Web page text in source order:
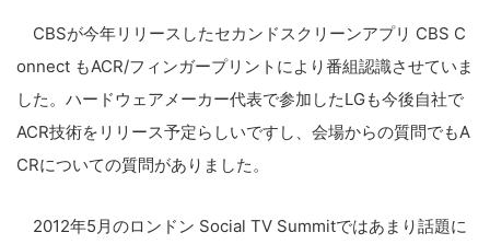
CBSが今年リリースしたセカンドスクリーンアプリ CBS C
onnect もACR/フィンガープリントにより番組認識させていま
した。ハードウェアメーカー代表で参加したLGも今後自社で
ACR技術をリリース予定らしいですし、会場からの質問でもA
CRについての質問がありました。
2012年5月のロンドン Social TV Summitではあまり話題に